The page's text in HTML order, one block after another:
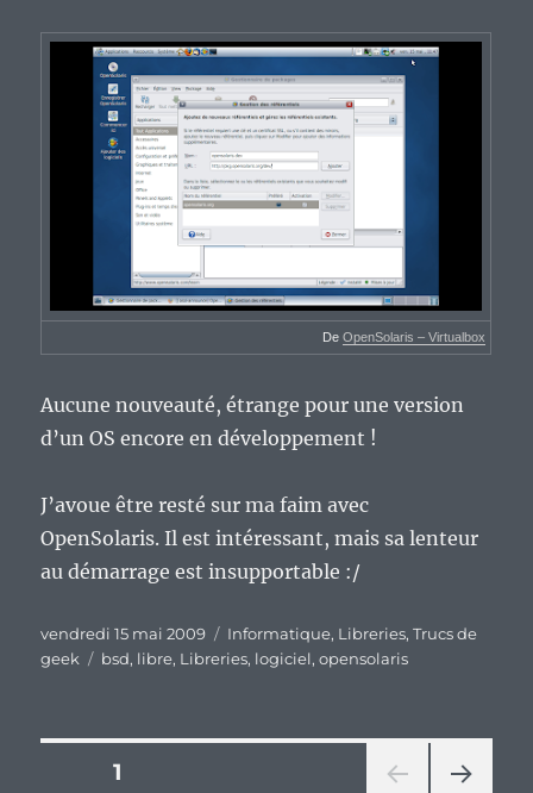
De OpenSolaris – Virtualbox
Aucune nouveauté, étrange pour une version
d’un OS encore en développement !
J’avoue être resté sur ma faim avec
OpenSolaris. Il est intéressant, mais sa lenteur
au démarrage est insupportable :/
Publié
le
vendredi 15 mai 2009 Catégories
Informatique, Libreries,Trucs de
geek
Étiquettes
bsd, libre, Libreries, logiciel,opensolaris
Pagination
PAGE1